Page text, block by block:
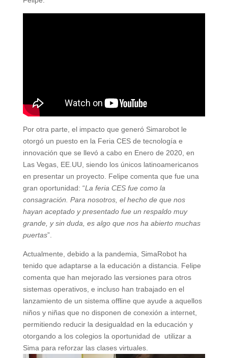
Por otra parte, el impacto que generó Simarobot le
otorgó un puesto en la Feria CES de tecnología e
innovación que se llevó a cabo en Enero de 2020, en
Las Vegas, EE.UU, siendo los únicos latinoamericanos
en presentar un proyecto. Felipe comenta que fue una
gran oportunidad: “La feria CES fue como la
consagración. Para nosotros, el hecho de que nos
hayan aceptado y presentado fue un respaldo muy
grande, y sin duda, es algo que nos ha abierto muchas
puertas”.
Actualmente, debido a la pandemia, SimaRobot ha
tenido que adaptarse a la educación a distancia. Felipe
comenta que han mejorado las versiones para otros
sistemas operativos, e incluso han trabajado en el
lanzamiento de un sistema offline que ayude a aquellos
niños y niñas que no disponen de conexión a internet,
permitiendo reducir la desigualdad en la educación y
otorgando a los colegios la oportunidad de utilizar a
Sima para reforzar las clases virtuales.